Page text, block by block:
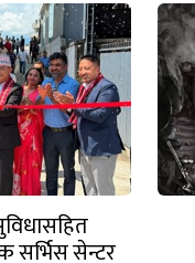
सर्भिस सेन्टर